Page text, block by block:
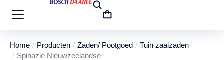
Je bent hier:
Home Producten Zaden/ Pootgoed
Tuin zaaizaden
Spinazie Nieuwzeelandse